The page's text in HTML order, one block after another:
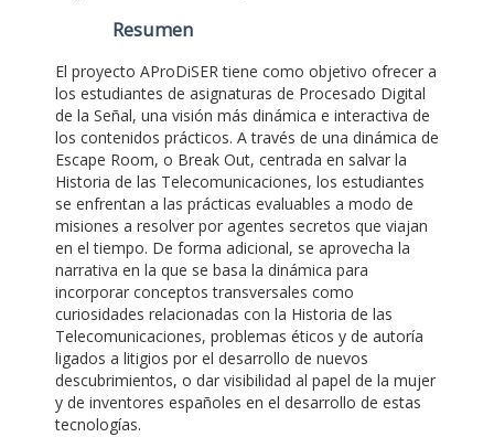
Resumen
El proyecto AProDiSER tiene como objetivo ofrecer a
los estudiantes de asignaturas de Procesado Digital
de la Señal, una visión más dinámica e interactiva de
los contenidos prácticos. A través de una dinámica de
Escape Room, o Break Out, centrada en salvar la
Historia de las Telecomunicaciones, los estudiantes
se enfrentan a las prácticas evaluables a modo de
misiones a resolver por agentes secretos que viajan
en el tiempo. De forma adicional, se aprovecha la
narrativa en la que se basa la dinámica para
incorporar conceptos transversales como
curiosidades relacionadas con la Historia de las
Telecomunicaciones, problemas éticos y de autoría
ligados a litigios por el desarrollo de nuevos
descubrimientos, o dar visibilidad al papel de la mujer
y de inventores españoles en el desarrollo de estas
tecnologías.